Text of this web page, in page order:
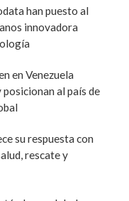
han puesto al
innovadora
en Venezuela
al país de
su respuesta con
rescate y